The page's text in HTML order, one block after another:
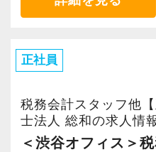
も気軽に話せる雰囲気
常に柔軟さを忘れずに
す。
れ喜んでもらえる、そ
ですね。
税務会計の基幹システ
にマネーフォワード
クラウド
どんどんチャレンジで
ャリアを発揮しません
ご応募、お待ちしてい
実務経験が積めます。
これまでのご自身の経
し、更にキャリアを積
実務経験・キャリア
当していただく法人規
す。
・仕事だけでなく、プ
・税理士試験の勉強時
（代表者も5科目受験
は理解があります）
・ご家庭と両立し、過
を活かしたい方。
正社員
税務会計スタッフ他
士法人 総和の求人情
＜渋谷オフィス＞